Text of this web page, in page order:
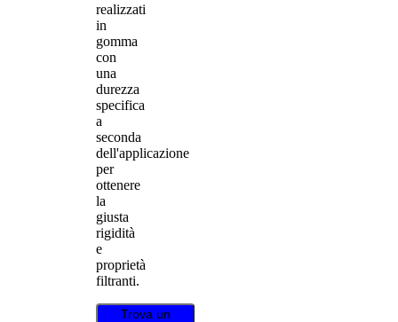
realizzati
in
gomma
con
una
durezza
specifica
a
seconda
dell'applicazione
per
ottenere
la
giusta
rigidità
e
proprietà
filtranti.
Trova un